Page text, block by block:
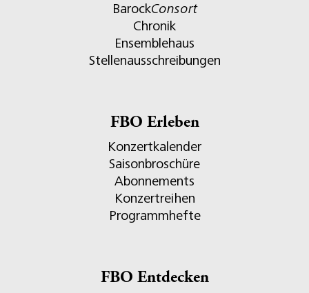
BarockConsort
Chronik
Ensemblehaus
Stellenausschreibungen
FBO Erleben
Konzertkalender
Saisonbroschüre
Abonnements
Konzertreihen
Programmhefte
FBO Entdecken